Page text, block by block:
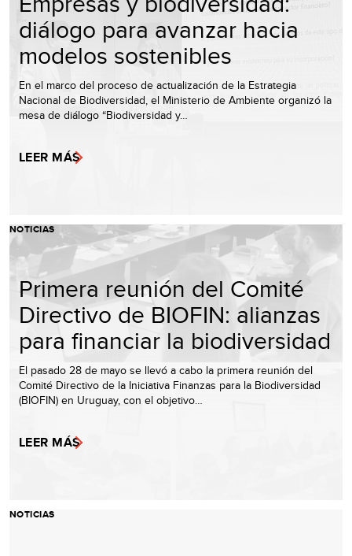
diálogo para avanzar hacia
modelos sostenibles
En el marco del proceso de actualización de la Estrategia
Nacional de Biodiversidad, el Ministerio de Ambiente organizó la
mesa de diálogo “Biodiversidad y…
LEER MÁS
NOTICIAS
Primera reunión del Comité
Directivo de BIOFIN: alianzas
para financiar la biodiversidad
El pasado 28 de mayo se llevó a cabo la primera reunión del
Comité Directivo de la Iniciativa Finanzas para la Biodiversidad
(BIOFIN) en Uruguay, con el objetivo…
LEER MÁS
NOTICIAS